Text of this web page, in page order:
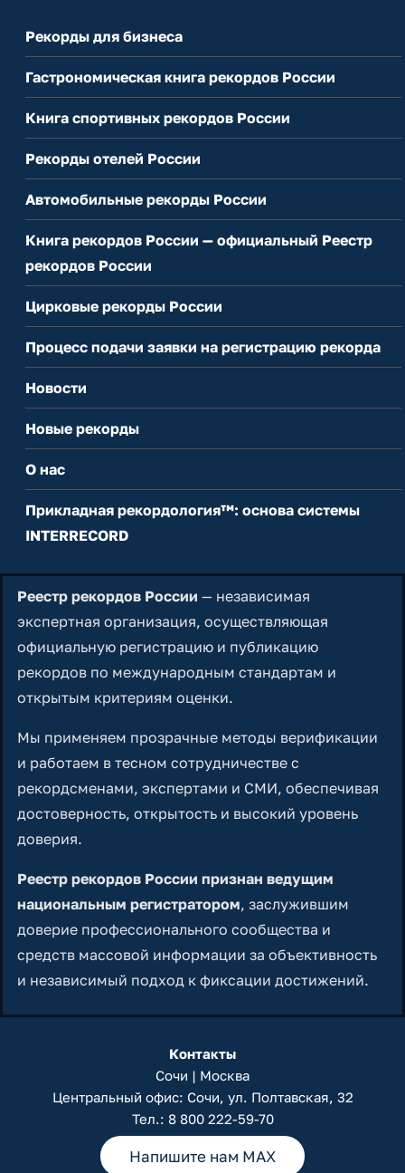
Рекорды для бизнеса
Гастрономическая книга рекордов России
Книга спортивных рекордов России
Рекорды отелей России
Автомобильные рекорды России
Книга рекордов России — официальный Реестр
рекордов России
Цирковые рекорды России
Процесс подачи заявки на регистрацию рекорда
Новости
Новые рекорды
О нас
Прикладная рекордология™: основа системы
INTERRECORD
Реестр рекордов России — независимая
экспертная организация, осуществляющая
официальную регистрацию и публикацию
рекордов по международным стандартам и
открытым критериям оценки.
Мы применяем прозрачные методы верификации
и работаем в тесном сотрудничестве с
рекордсменами, экспертами и СМИ, обеспечивая
достоверность, открытость и высокий уровень
доверия.
Реестр рекордов России признан ведущим
национальным регистратором, заслужившим
доверие профессионального сообщества и
средств массовой информации за объективность
и независимый подход к фиксации достижений.
Контакты
Сочи | Москва
Центральный офис: Сочи, ул. Полтавская, 32
Тел.: 8 800 222-59-70
Напишите нам MAX